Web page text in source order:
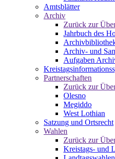
Amtsblätter
Archiv
Zurück zur
Jahrbuch des
Archiv- und
Aufgaben
Partnerschaften
Zurück zur
Olesno
Megiddo
West Lothian
Satzung und Ortsrecht
Wahlen
Zurück zur
Kreistags- und